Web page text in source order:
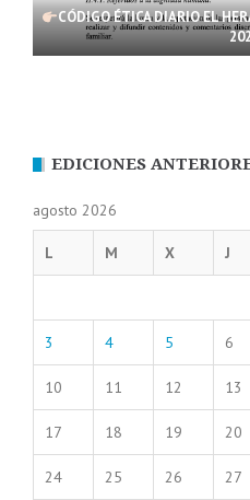
CÓDIGO ÉTICA DIARIO EL
EDICIONES
agosto 2026
L M X J
3 4 5 6
10 11 12 13
17 18 19 20
24 25 26 27